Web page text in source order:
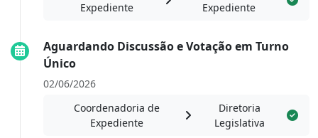
Expediente
Expediente
Aguardando Discussão e Votação em Turno
Único
02/06/2026
Coordenadoria de
Expediente
Diretoria
Legislativa